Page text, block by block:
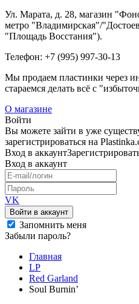
Ул. Марата, д. 28, магазин
метро "Владимирская"/
"Площадь Восстания").
Телефон: +7 (995) 997-30-13
Мы продаем пластинки через
стараемся делать всё с
О магазине
Войти
Вы можете зайти в уже
зарегистрироваться на
Вход в аккаунт
Вход в аккаунт
VK
Войти в аккаунт
Запомнить меня
Забыли пароль?
Главная
LP
Red Garland
Soul Burnin’